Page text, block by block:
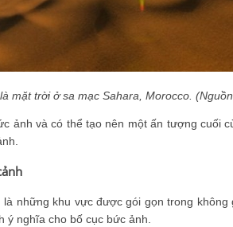
mặt trời ở sa mạc Sahara, Morocco.
ảnh và có thể tạo nên một ấn tượng cuối
những khu vực được gói gọn trong
ý nghĩa cho bố cục bức ảnh.